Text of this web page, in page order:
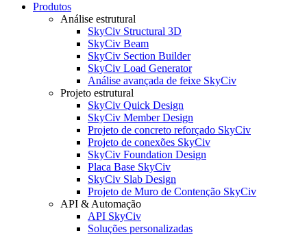
Produtos
Análise estrutural
SkyCiv Structural 3D
SkyCiv Beam
SkyCiv Section Builder
SkyCiv Load Generator
Análise avançada de feixe SkyCiv
Projeto estrutural
SkyCiv Quick Design
SkyCiv Member Design
Projeto de concreto reforçado SkyCiv
Projeto de conexões SkyCiv
SkyCiv Foundation Design
Placa Base SkyCiv
SkyCiv Slab Design
Projeto de Muro de Contenção SkyCiv
API & Automação
API SkyCiv
Soluções personalizadas